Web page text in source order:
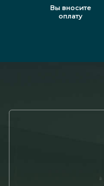
Вы вносите
оплату